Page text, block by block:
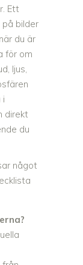
Ett
bilder
du är
för om
ljus,
i
direkt
du
något